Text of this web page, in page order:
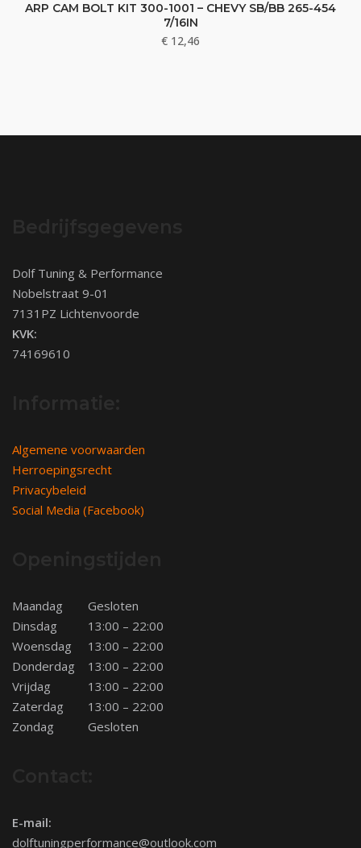
ARP CAM BOLT KIT 300-1001 – CHEVY SB/BB 265-454
7/16IN
€ 12,46
Dolf Tuning & Performance
Nobelstraat 9-01
7131PZ Lichtenvoorde
KVK:
74169610
Algemene voorwaarden
Herroepingsrecht
Privacybeleid
Social Media (Facebook)
Maandag
Gesloten
Dinsdag
13:00 – 22:00
Woensdag
13:00 – 22:00
Donderdag
13:00 – 22:00
Vrijdag
13:00 – 22:00
Zaterdag
13:00 – 22:00
Zondag
Gesloten
E-mail:
dolftuningperformance@outlook.com